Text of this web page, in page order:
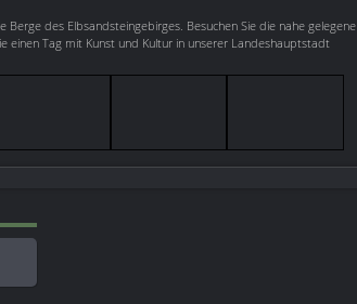
des Elbsandsteingebirges. Besuchen Sie die nahe gelegene
einen Tag mit Kunst und Kultur in unserer Landeshauptstadt